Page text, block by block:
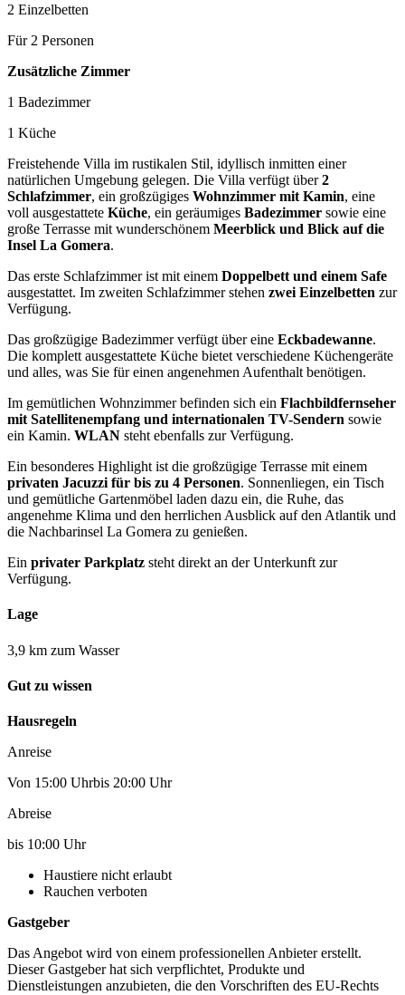
2 Einzelbetten
Für 2 Personen
Zusätzliche Zimmer
1 Badezimmer
1 Küche
Freistehende Villa im rustikalen Stil, idyllisch inmitten einer
natürlichen Umgebung gelegen. Die Villa verfügt über2
Schlafzimmer, ein großzügiges Wohnzimmer mit Kamin, eine
voll ausgestattete Küche, ein geräumiges Badezimmer sowie eine
große Terrasse mit wunderschönem Meerblick und Blick auf die
Insel La Gomera.
Das erste Schlafzimmer ist mit einem Doppelbett und einem Safe
ausgestattet. Im zweiten Schlafzimmer stehen zwei Einzelbetten zur
Verfügung.
Das großzügige Badezimmer verfügt über eine Eckbadewanne.
Die komplett ausgestattete Küche bietet verschiedene Küchengeräte
und alles, was Sie für einen angenehmen Aufenthalt benötigen.
Im gemütlichen Wohnzimmer befinden sich ein Flachbildfernseher
mit Satellitenempfang und internationalen TV-Sendern sowie
ein Kamin. WLAN steht ebenfalls zur Verfügung.
Ein besonderes Highlight ist die großzügige Terrasse mit einem
privaten Jacuzzi für bis zu 4 Personen. Sonnenliegen, ein Tisch
und gemütliche Gartenmöbel laden dazu ein, die Ruhe, das
angenehme Klima und den herrlichen Ausblick auf den Atlantik und
die Nachbarinsel La Gomera zu genießen.
Ein privater Parkplatz steht direkt an der Unterkunft zur
Verfügung.
Lage
3,9 km zum Wasser
Gut zu wissen
Hausregeln
Anreise
Von 15:00 Uhrbis 20:00 Uhr
Abreise
bis 10:00 Uhr
Haustiere nicht erlaubt
Rauchen verboten
Gastgeber
Das Angebot wird von einem professionellen Anbieter erstellt.
Dieser Gastgeber hat sich verpflichtet, Produkte und
Dienstleistungen anzubieten, die den Vorschriften des EU-Rechts